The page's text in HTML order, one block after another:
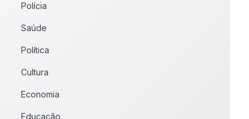
Polícia
Saúde
Política
Cultura
Economia
Educação